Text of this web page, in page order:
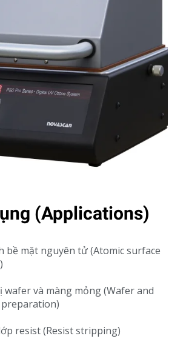
(Applications)
bề mặt nguyên tử (Atomic surface
wafer và màng mỏng (Wafer and
resist (Resist stripping)